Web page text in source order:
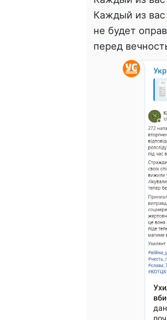
Каждый из вас
не будет
перед